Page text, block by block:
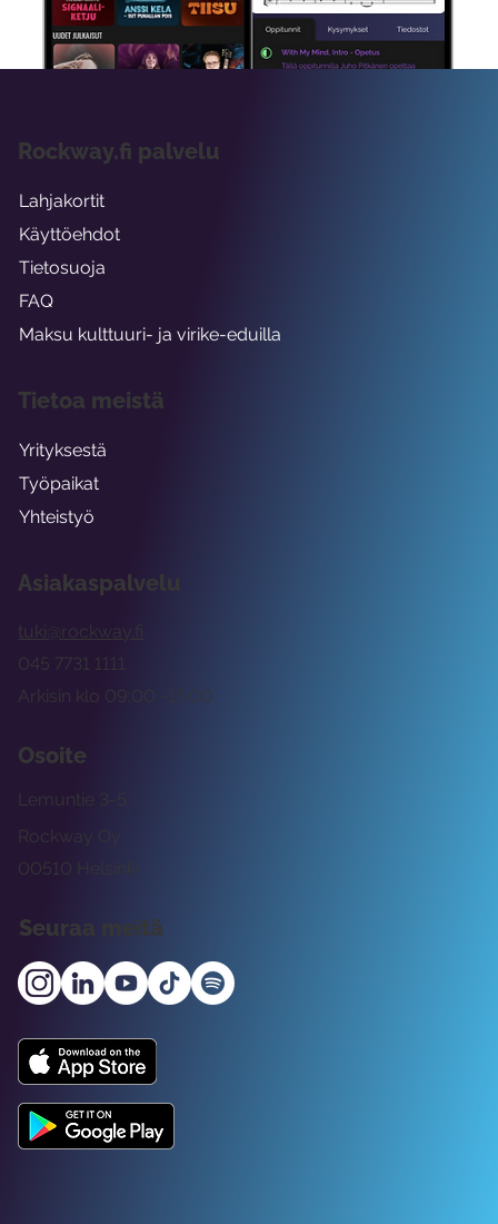
viikon ajaksi.
Asiakaspalvelu
tuki@rockway.fi
Arkisin klo 09:00 -15:00
045 7731 1111
Osoite
Rockway Oy
Lemuntie 3-5
00510 Helsinki
Seuraa meitä
Rockway.fi palvelu
Lahjakortit
Käyttöehdot
Tietosuoja
FAQ
Maksu kulttuuri- ja virike-eduilla
Tietoa meistä
Yrityksestä
Työpaikat
Yhteistyö